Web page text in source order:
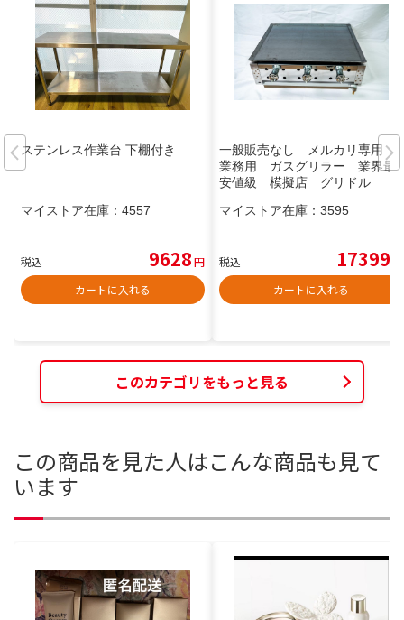
ステンレス作業台 下棚付き
マイストア在庫： 4557
税込 9628円
カートに入れる
一般販売なし メルカリ専用
業務用 ガスグリラー 業界最
安値級 模擬店 グリドル
マイストア在庫： 3595
税込 17399
カートに入れる
このカテゴリをもっと見る
この商品を見た人はこんな商品も見て
います